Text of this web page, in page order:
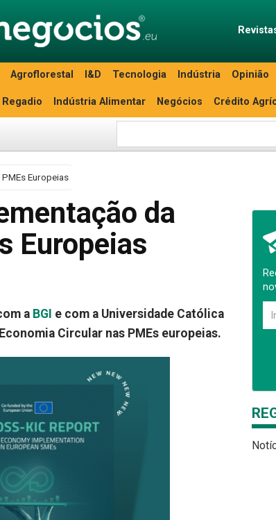
Agroflorestal I&D Tecnologia Indústria Opinião
Regadio Indústria Alimentar Negócios Crédito
Europeias
da
Europeias
a BGI e com a Universidade Católica
Circular nas PMEs europeias.